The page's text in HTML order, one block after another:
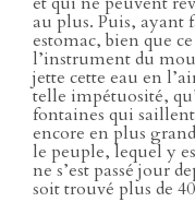
au plus. Puis, ayant
estomac, bien que
l’instrument du
jette cette eau en
telle impétuosité,
fontaines qui
encore en plus
le peuple, lequel y
ne s’est passé jour
soit trouvé plus de